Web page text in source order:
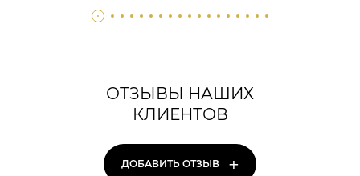
ОТЗЫВЫ НАШИХ
КЛИЕНТОВ
ДОБАВИТЬ ОТЗЫВ +